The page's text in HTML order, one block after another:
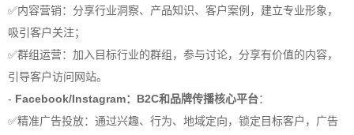
✅内容营销：分享行业洞察、产品知识、客户案例，建立专业形象，
吸引客户关注；
✅群组运营：加入目标行业的群组，参与讨论，分享有价值的内容，
引导客户访问网站。
- Facebook/Instagram：B2C和品牌传播核心平台：
✅精准广告投放：通过兴趣、行为、地域定向，锁定目标客户，广告